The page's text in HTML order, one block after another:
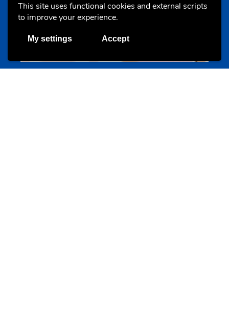
This site uses functional cookies and external scripts
to improve your experience.
My settings Accept
Un projet de jeunes pour jeunes